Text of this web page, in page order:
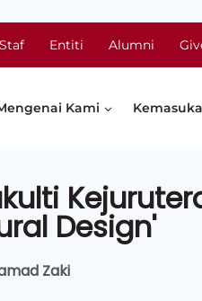
Staf Entiti Alumni
Kami
Design'
Zaki